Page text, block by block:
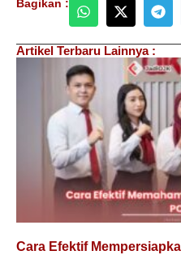
Bagikan :
Artikel Terbaru Lainnya :
Cara Efektif